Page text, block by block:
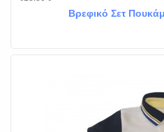
Βρεφικό Σετ